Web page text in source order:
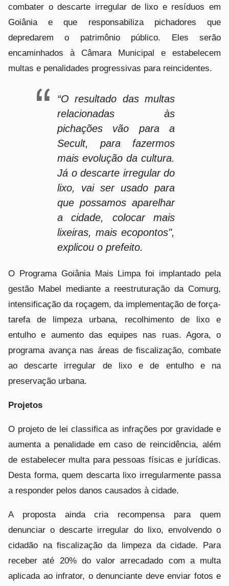
combater o descarte irregular de lixo e resíduos em
Goiânia e que responsabiliza pichadores que
depredarem o patrimônio público. Eles serão
encaminhados à Câmara Municipal e estabelecem
multas e penalidades progressivas para reincidentes.
“O resultado das multas
relacionadas às
pichações vão para a
Secult, para fazermos
mais evolução da cultura.
Já o descarte irregular do
lixo, vai ser usado para
que possamos aparelhar
a cidade, colocar mais
lixeiras, mais ecopontos",
explicou o prefeito.
O Programa Goiânia Mais Limpa foi implantado pela
gestão Mabel mediante a reestruturação da Comurg,
intensificação da roçagem, da implementação de força-
tarefa de limpeza urbana, recolhimento de lixo e
entulho e aumento das equipes nas ruas. Agora, o
programa avança nas áreas de fiscalização, combate
ao descarte irregular de lixo e de entulho e na
preservação urbana.
Projetos
O projeto de lei classifica as infrações por gravidade e
aumenta a penalidade em caso de reincidência, além
de estabelecer multa para pessoas físicas e jurídicas.
Desta forma, quem descarta lixo irregularmente passa
a responder pelos danos causados à cidade.
A proposta ainda cria recompensa para quem
denunciar o descarte irregular do lixo, envolvendo o
cidadão na fiscalização da limpeza da cidade. Para
receber até 20% do valor arrecadado com a multa
aplicada ao infrator, o denunciante deve enviar fotos e